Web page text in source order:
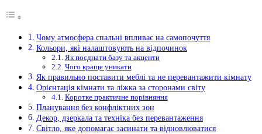
Чому атмосфера спальні впливає на самопочуття
Кольори, які налаштовують на відпочинок
Як поєднати базу та акценти
Чого краще уникати
Як правильно поставити меблі та не перевантажити кімнату
Орієнтація кімнати та ліжка за сторонами світу
Коротке практичне порівняння
Планування без конфліктних зон
Декор, дзеркала та техніка без перевантаження
Світло, яке допомагає засинати та відновлюватися